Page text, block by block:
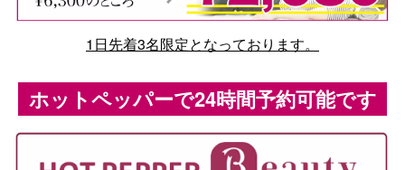
1日先着3名限定となっております。
ホットペッパーで24時間予約可能です